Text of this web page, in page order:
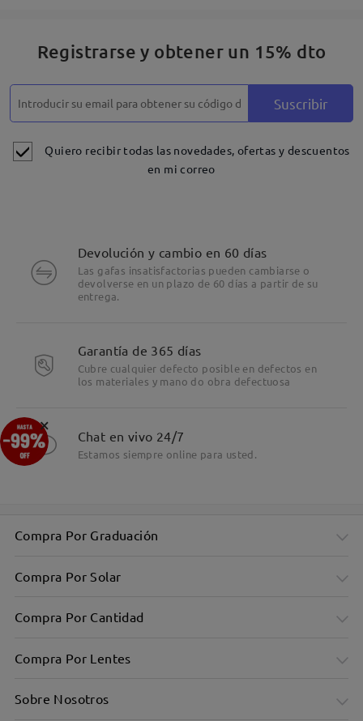
Registrarse y obtener un 15% dto
Suscribir
Quiero recibir todas las novedades, ofertas y descuentos
en mi correo
Devolución y cambio en 60 días
Las gafas insatisfactorias pueden cambiarse o
devolverse en un plazo de 60 días a partir de su
entrega.
Garantía de 365 días
Cubre cualquier defecto posible en defectos en
los materiales y mano do obra defectuosa
Chat en vivo 24/7
Estamos siempre online para usted.
Compra Por Graduación
Compra Por Solar
Compra Por Cantidad
Compra Por Lentes
Sobre Nosotros
×